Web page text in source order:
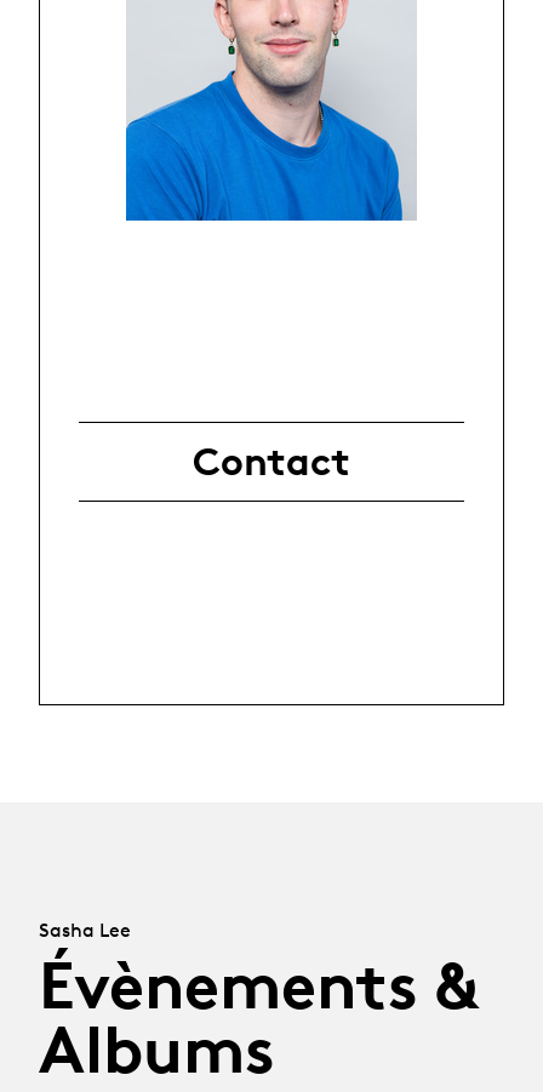
Contact
Sasha Lee
Évènements &
Albums